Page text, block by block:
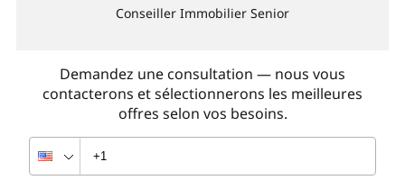
Demandez une consultation — nous vous
contacterons et sélectionnerons les meilleures
offres selon vos besoins.
Conseiller Immobilier Senior